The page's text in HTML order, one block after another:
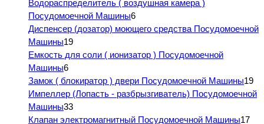
Водораспределитель ( воздушная камера )
Посудомоечной Машины6
Диспенсер (дозатор) моющего средства Посудомоечной
Машины19
Емкость для соли ( ионизатор ) Посудомоечной
Машины6
Замок ( блокиратор ) двери Посудомоечной Машины19
Импеллер (Лопасть - разбрызгиватель) Посудомоечной
Машины33
Клапан электромагнитный Посудомоечной Машины17